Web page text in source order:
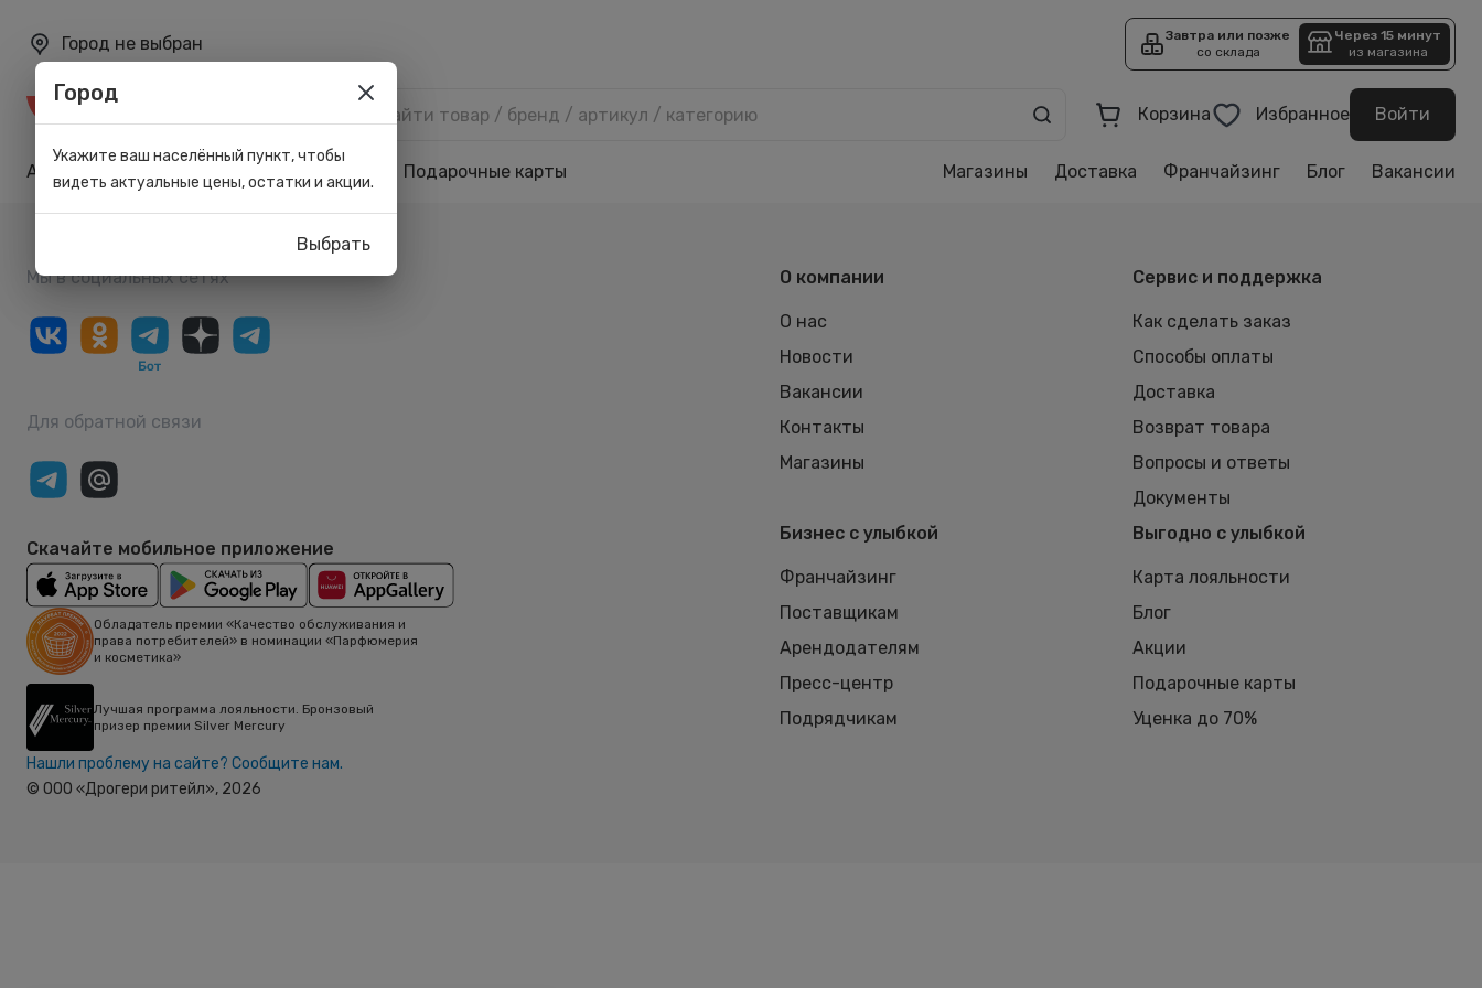
Город не выбран
Завтра или позже
со склада
Через 15 минут
из магазина
Корзина Избранное Войти
Акции Карта лояльности Подарочные карты Магазины Доставка Франчайзинг Блог Вакансии
Мы в социальных сетях
Для обратной связи
Скачайте мобильное приложение
Обладатель премии «Качество обслуживания и
права потребителей» в номинации «Парфюмерия
и косметика»
Лучшая программа лояльности. Бронзовый
призер премии Silver Mercury
Нашли проблему на сайте? Сообщите нам.
© ООО «Дрогери ритейл», 2026
О компании
О нас
Новости
Вакансии
Контакты
Магазины
Сервис и поддержка
Как сделать заказ
Способы оплаты
Доставка
Возврат товара
Вопросы и ответы
Документы
Бизнес с улыбкой
Франчайзинг
Поставщикам
Арендодателям
Пресс-центр
Подрядчикам
Выгодно с улыбкой
Карта лояльности
Блог
Акции
Подарочные карты
Уценка до 70%
Город
Укажите ваш населённый пункт, чтобы
видеть актуальные цены, остатки и акции.
Выбрать